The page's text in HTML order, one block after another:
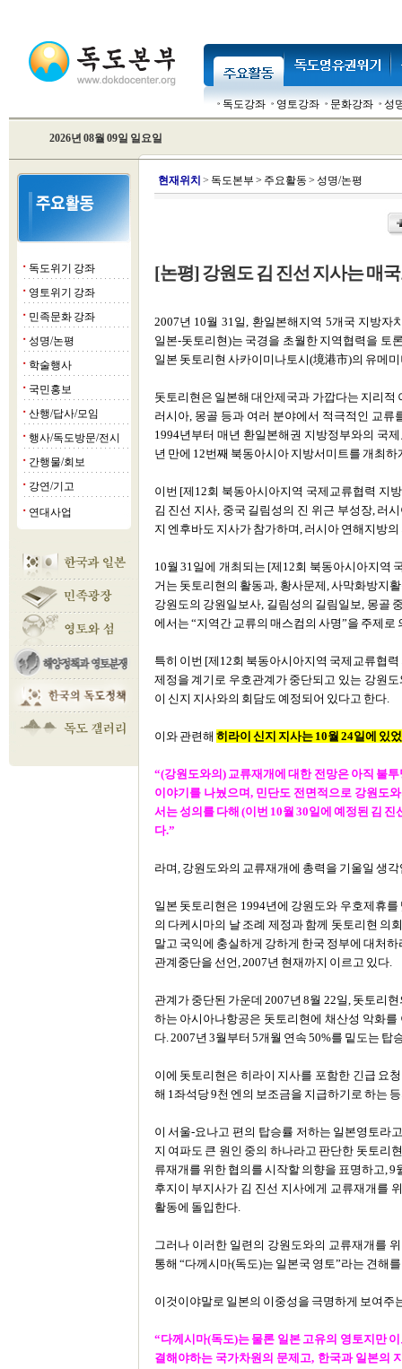
독도강좌 영토강좌 문화강좌 성
2026년 08월 09일 일요일
■ 독도위기 강좌
■ 영토위기 강좌
■ 민족문화 강좌
■ 성명/논평
■ 학술행사
■ 국민홍보
■ 산행/답사/모임
■ 행사/독도방문/전시
■ 간행물/회보
■ 강연/기고
■ 연대사업
현재위치 > 독도본부 > 주요활동 > 성명/논평
[논평] 강원도 김 진선 지사는 매
2007년 10월 31일, 환일본해지역 5개국 지방자
일본-돗토리현)는 국경을 초월한 지역협력을 토
일본 돗토리현 사카이미나토시(境港市)의 유메
돗토리현은 일본해 대안제국과 가깝다는 지리
러시아, 몽골 등과 여러 분야에서 적극적인 교
1994년부터 매년 환일본해권 지방정부와의 국
년 만에 12번째 북동아시아 지방서미트를 개최하
이번 [제12회 북동아시아지역 국제교류협력 지
김 진선 지사, 중국 길림성의 진 위근 부성장, 러
지 엔후바도 지사가 참가하며, 러시아 연해지방
10월 31일에 개최되는 [제12회 북동아시아지역
거는 돗토리현의 활동과, 황사문제, 사막화방지
강원도의 강원일보사, 길림성의 길림일보, 몽골
에서는 “지역간 교류의 매스컴의 사명”을 주제로
특히 이번 [제12회 북동아시아지역 국제교류협
제정을 계기로 우호관계가 중단되고 있는 강원
이 신지 지사와의 회담도 예정되어 있다고 한다.
이와 관련해 히라이 신지 지사는 10월 24일에 있
“(강원도와의) 교류재개에 대한 전망은 아직 불
이야기를 나눴으며, 민단도 전면적으로 강원도
서는 성의를 다해 (이번 10월 30일에 예정된 김
다.”
라며, 강원도와의 교류재개에 총력을 기울일 생
일본 돗토리현은 1994년에 강원도와 우호제휴
의 다케시마의 날 조례 제정과 함께 돗토리현 의
말고 국익에 충실하게 강하게 한국 정부에 대처
관계중단을 선언, 2007년 현재까지 이르고 있다.
관계가 중단된 가운데 2007년 8월 22일, 돗토리
하는 아시아나항공은 돗토리현에 채산성 악화
다. 2007년 3월부터 5개월 연속 50%를 밑도는
이에 돗토리현은 히라이 지사를 포함한 긴급 요
해 1좌석당 9천 엔의 보조금을 지급하기로 하는
이 서울-요나고 편의 탑승률 저하는 일본영토라
지 여파도 큰 원인 중의 하나라고 판단한 돗토리
류재개를 위한 협의를 시작할 의향을 표명하고,
후지이 부지사가 김 진선 지사에게 교류재개를
활동에 돌입한다.
그러나 이러한 일련의 강원도와의 교류재개를
통해 “다께시마(독도)는 일본국 영토”라는 견해
이것이야말로 일본의 이중성을 극명하게 보여주
“다께시마(독도)는 물론 일본 고유의 영토지만
결해야하는 국가차원의 문제고, 한국과 일본의